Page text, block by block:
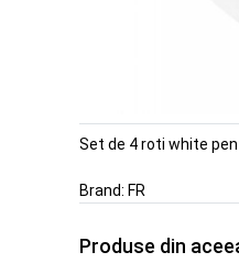
Set de 4 roti white
Brand: FR
Produse din